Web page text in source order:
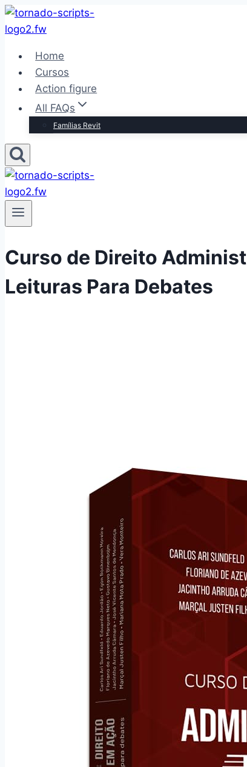
Pular
para
Conteúdo
Home
Cursos
Action figure
All FAQs
Famílias Revit
Curso de Direito
Leituras Para Debates